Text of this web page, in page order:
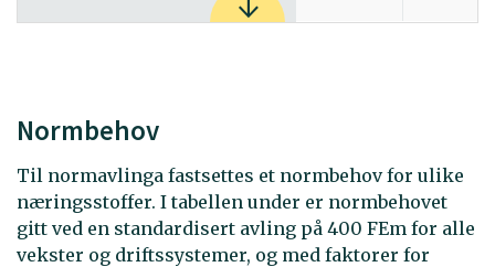
Normbehov
Til normavlinga fastsettes et normbehov for ulike
næringsstoffer. I tabellen under er normbehovet
gitt ved en standardisert avling på 400 FEm for alle
vekster og driftssystemer, og med faktorer for